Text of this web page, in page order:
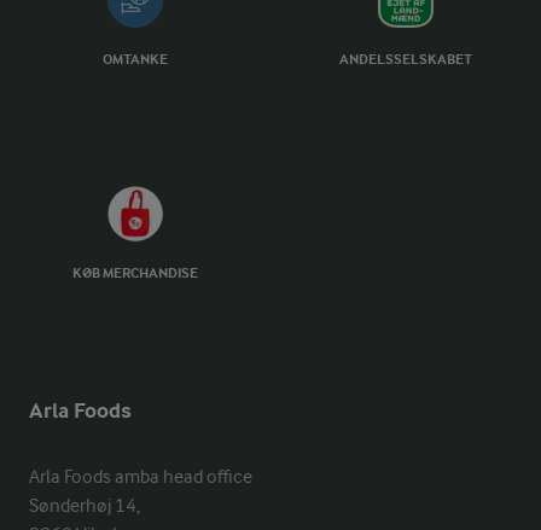
OMTANKE ANDELSSELSKABET
KØB MERCHANDISE
Arla Foods
Arla Foods amba head office
Sønderhøj 14,